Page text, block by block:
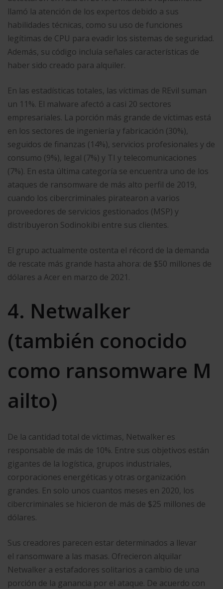
llamó la atención de los expertos debido a sus
habilidades técnicas, como su uso de funciones
legítimas de CPU para evadir los sistemas de seguridad.
Además, su código incluía señales características de
haber sido creado para alquiler.
En las estadísticas totales, las víctimas de REvil suman
un 11%. El malware afectó a casi 20 sectores
empresariales. La porción más grande de víctimas está
en los sectores de ingeniería y fabricación (30%),
seguidos de finanzas (14%), servicios profesionales y de
consumo (9%), legal (7%) y TI y telecomunicaciones
(7%). En esta última categoría se encuentra uno de los
ataques de ransomware de más alto perfil de 2019,
cuando los cibercriminales piratearon a varios
proveedores de servicios gestionados (MSP) y
distribuyeron Sodinokibi entre sus clientes.
El grupo actualmente ostenta el récord de la demanda
de rescate más grande hasta ahora: de $50 millones de
dólares a Acer en marzo de 2021.
4. Netwalker
(también conocido
como ransomware M
ailto)
De la cantidad total de víctimas, Netwalker es
responsable de más de 10%. Entre sus objetivos están
gigantes de la logística, grupos industriales,
corporaciones energéticas y otras organización
grandes. En solo unos cuantos meses en 2020, los
cibercriminales se hicieron de más de $25 millones de
dólares.
Sus creadores parecen estar determinados a llevar
el ransomware a las masas. Ofrecieron alquilar
Netwalker a estafadores solitarios a cambio de una
porción de la ganancia por el ataque. De acuerdo con